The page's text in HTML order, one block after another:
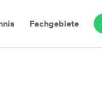
Fachgebiete